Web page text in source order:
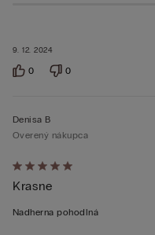
9. 12. 2024
0 0
Hodnotenie:
5
z 5
Denisa B
Overený nákupca
Krasne
Nadherna pohodlná